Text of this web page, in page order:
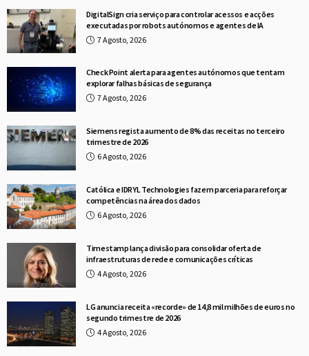
DigitalSign cria serviço para controlar acessos e acções
executadas por robots autónomos e agentes de IA
7 Agosto, 2026
Check Point alerta para agentes autónomos que tentam
explorar falhas básicas de segurança
7 Agosto, 2026
Siemens regista aumento de 8% das receitas no terceiro
trimestre de 2026
6 Agosto, 2026
Católica e IDRYL Technologies fazem parceria para reforçar
competências na área dos dados
6 Agosto, 2026
Timestamp lança divisão para consolidar oferta de
infraestruturas de rede e comunicações críticas
4 Agosto, 2026
LG anuncia receita «recorde» de 14,8 mil milhões de euros no
segundo trimestre de 2026
4 Agosto, 2026